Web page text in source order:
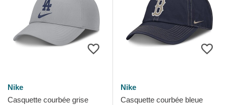
Nike
Casquette courbée grise
Nike
Casquette courbée bleue